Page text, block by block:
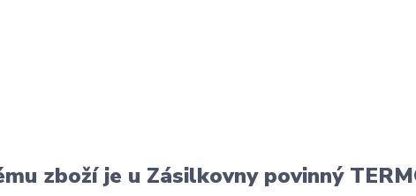
zboží je u Zásilkovny povinný